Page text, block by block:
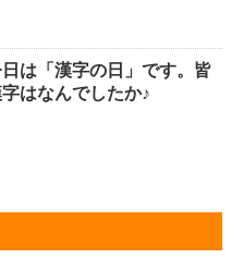
は「漢字の日」です。皆
はなんでしたか♪